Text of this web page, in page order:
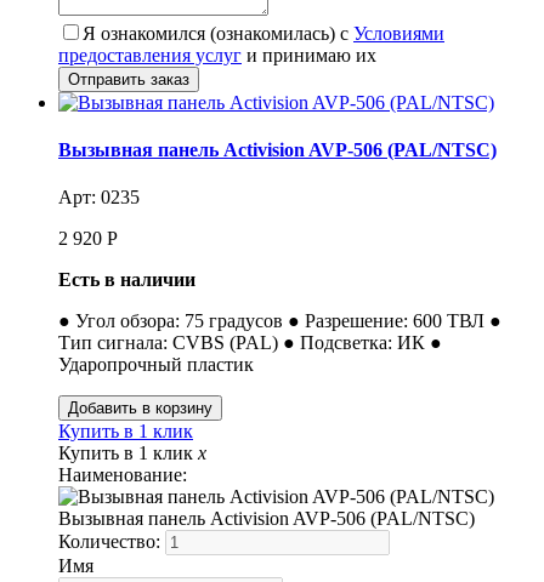
Я ознакомился (ознакомилась) с Условиями
предоставления услуг и принимаю их
Вызывная панель Activision AVP-506 (PAL/NTSC)
Арт: 0235
2 920 Р
Есть в наличии
● Угол обзора: 75 градусов ● Разрешение: 600 ТВЛ ●
Тип сигнала: CVBS (PAL) ● Подсветка: ИК ●
Ударопрочный пластик
Купить в 1 клик
Купить в 1 клик x
Наименование:
Вызывная панель Activision AVP-506 (PAL/NTSC)
Количество:
Имя